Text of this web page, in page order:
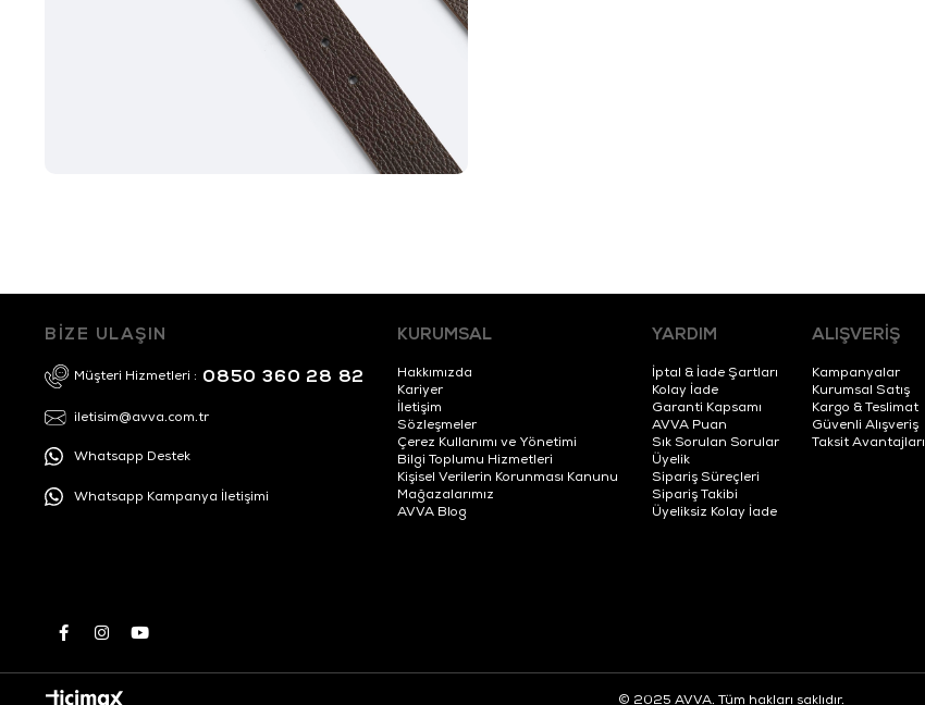
BİZE ULAŞIN
Müşteri Hizmetleri : 0850 360 28 82
iletisim@avva.com.tr
Whatsapp Destek
Whatsapp Kampanya İletişimi
KURUMSAL
Hakkımızda
Kariyer
İletişim
Sözleşmeler
Çerez Kullanımı ve Yönetimi
Bilgi Toplumu Hizmetleri
Kişisel Verilerin Korunması Kanunu
Mağazalarımız
AVVA Blog
YARDIM
İptal & İade Şartları
Kolay İade
Garanti Kapsamı
AVVA Puan
Sık Sorulan Sorular
Üyelik
Sipariş Süreçleri
Sipariş Takibi
Üyeliksiz Kolay İade
ALIŞVERİŞ
Kampanyalar
Kurumsal Satış
Kargo & Teslimat
Güvenli Alışveriş
Taksit Avantajları
© 2025 AVVA. Tüm hakları saklıdır.